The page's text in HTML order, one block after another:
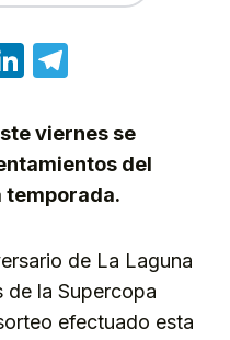
LinkedIn
viernes se
del
temporada.
de La Laguna
de la Supercopa
efectuado esta